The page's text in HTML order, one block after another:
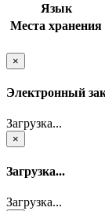
Язык
Места хранения
×
Электронный
Загрузка...
×
Загрузка...
Загрузка...